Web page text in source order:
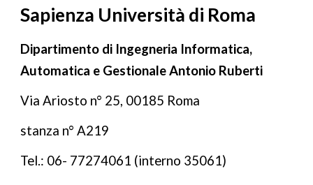
Sapienza Università di Roma
Dipartimento di Ingegneria Informatica,
Automatica e Gestionale Antonio Ruberti
Via Ariosto n° 25, 00185 Roma
stanza n° A219
Tel.: 06- 77274061 (interno 35061)